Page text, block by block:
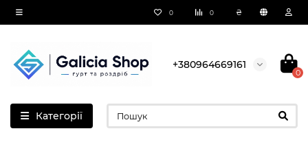
0 0 ₴
+380964669161
0
Категорії